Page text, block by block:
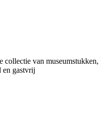
collectie van museumstukken,
en gastvrij